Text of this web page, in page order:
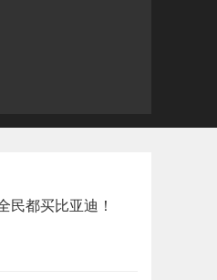
民都买比亚迪！